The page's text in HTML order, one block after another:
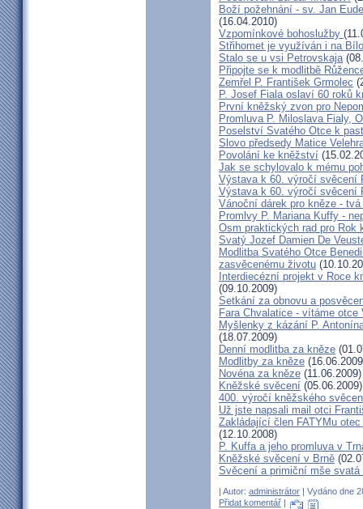
Boží požehnání - sv. Jan
(16.04.2010)
Vzpomínkové bohoslužby
Střihomet je využíván i na
Stalo se u vsi Petrovskaja
Připojte se k modlitbě
Zemřel P. František Grmolec
P. Josef Fiala oslaví 60 roků
První kněžský zvon pro
Promluva P. Miloslava Fialy,
Poselství Svatého Otce k
Slovo předsedy Matice
Povolání ke kněžství
Jak se schylovalo k mému
Výstava k 60. výročí svěcení
Výstava k 60. výročí svěcení
Vánoční dárek pro kněze - tvá
Promlvy P. Mariana Kuffy -
Osm praktických rad pro Rok
Svatý Jozef Damien De
Modlitba Svatého Otce
zasvěcenému životu
Interdiecézní projekt v Roce
(09.10.2009)
Setkání za obnovu a
Fara Chvalatice - vítáme otce
Myšlenky z kázání P.
(18.07.2009)
Denní modlitba za kněze
Modlitby za kněze
Novéna za kněze (11.06.2009)
Kněžské svěcení (05.06.2009)
400. výročí kněžského
Už jste napsali mail otci
Zakládající člen FATYMu
(12.10.2008)
P. Kuffa a jeho promluva v
Kněžské svěcení v Brně
Svěcení a primiční mše
| Autor: administrátor | Vydáno dne
Přidat komentář |